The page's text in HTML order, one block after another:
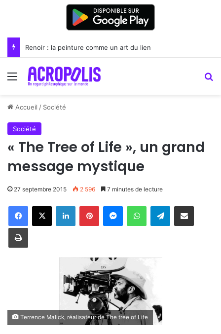
Renoir : la peinture comme un art du lien
Menu
Accueil / Société
Société
« The Tree of Life », un grand
message mystique
27 septembre 2015 2 596 7 minutes de lecture
LinkedinPinterestMessengerWhatsAppTelegramPartager par email
Imprimer
Terrence Malick, réalisateur de The tree of Life